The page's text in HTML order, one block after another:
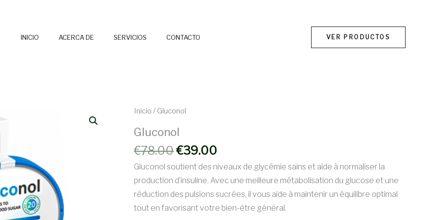
INICIO ACERCA DE SERVICIOS CONTACTO VER PRODUCTOS
Inicio / Gluconol
Gluconol
€78.00El
precio
original
era:
€78.00.
€39.00
precio
actual
es:
€39.00.
Gluconol soutient des niveaux de glycémie sains et aide à normaliser la
production d’insuline. Avec une meilleure métabolisation du glucose et une
réduction des pulsions sucrées, il vous aide à maintenir un équilibre optimal
tout en favorisant votre bien-être général.